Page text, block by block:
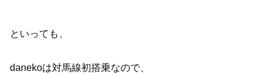
といっても、
danekoは対馬線初搭乗なので、